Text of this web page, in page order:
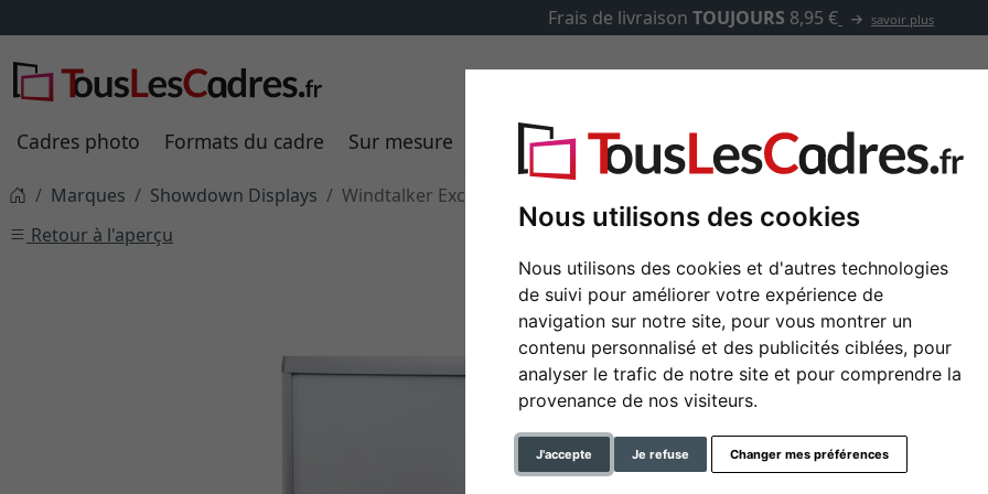
Nous utilisons des cookies
Nous utilisons des cookies et d'autres technologies
de suivi pour améliorer votre expérience de
navigation sur notre site, pour vous montrer un
contenu personnalisé et des publicités ciblées, pour
analyser le trafic de notre site et pour comprendre la
provenance de nos visiteurs.
J'accepte Je refuse Changer mes préférences
Frais de livraison TOUJOURS 8,95 € savoir plus
Cadres photo Formats du cadre Sur mesure Passe-partout Marques Accessoires
Marques Showdown Displays
Windtalker Excel Eco
Retour à l'aperçu
Windtalker Excel Eco
Présentoir Windtalker Excel
couleur